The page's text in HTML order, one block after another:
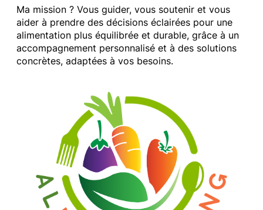
Ma mission ? Vous guider, vous soutenir et vous
aider à prendre des décisions éclairées pour une
alimentation plus équilibrée et durable, grâce à un
accompagnement personnalisé et à des solutions
concrètes, adaptées à vos besoins.